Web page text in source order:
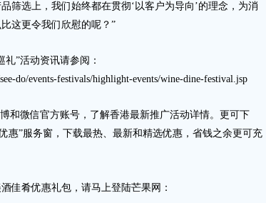
筛选上，我们始终都在贯彻‘以客户为导向’的理念，为消
这更令我们欣慰的呢？”
”活动资讯请参阅：
do/events-festivals/highlight-events/wine-dine-festival.jsp
微信官方账号，了解香港最新推广活动详情。更可下
惠”服务窗，下载最热、最新和精选优惠，省钱之余更可充
肴优惠礼包，请马上登陆芒果网：